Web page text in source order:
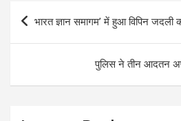
Post
भारत ज्ञान समागम’ में हुआ विपिन जदली
पुलिस ने तीन आदतन